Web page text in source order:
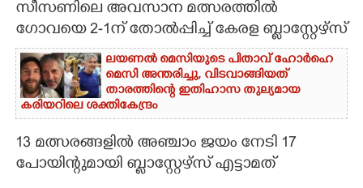
CARTOONS
LITERATURE
ZOOM
CONTACT US
സീസണിലെ അവസാന മത്സരത്തിൽ
ഗോവയെ 2-1ന് തോൽപ്പിച്ച് കേരള ബ്ളാസ്റ്റേഴ്സ്
ലയണൽ മെസിയുടെ പിതാവ് ഹോർഹെ
മെസി അന്തരിച്ചു,​ വിടവാങ്ങിയത്
താരത്തിന്റെ ഇതിഹാസ തുല്യമായ
കരിയറിലെ ശക്തികേന്ദ്രം
13 മത്സരങ്ങളിൽ അഞ്ചാം ജയം നേടി 17
പോയിന്റുമായി ബ്ളാസ്റ്റേഴ്സ് എട്ടാമത്